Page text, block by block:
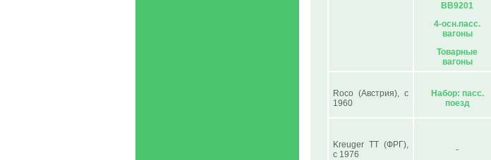
ВВ9201
4-осн.пасс.
вагоны
Товарные
вагоны
Roco (Австрия), с
1960
Набор: пасс.
поезд
Kreuger TT (ФРГ),
с 1976
-